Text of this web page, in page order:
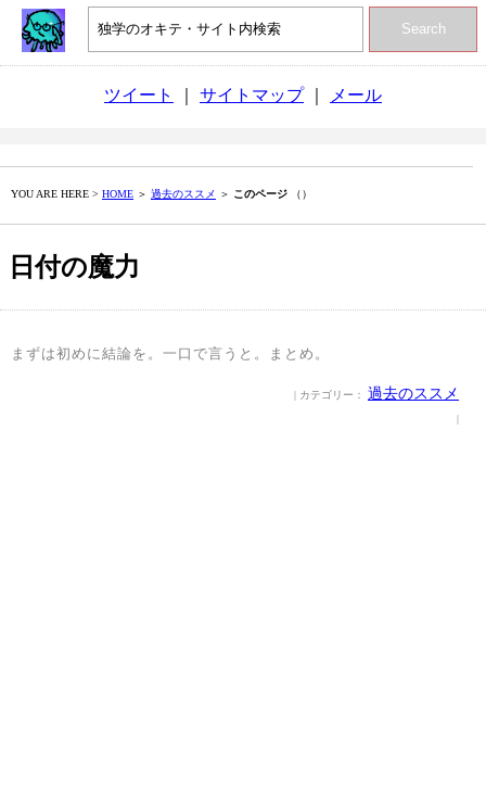
Search
ツイート サイトマップ｜ メール
YOU ARE HERE > HOME ＞ 過去のススメ ＞ このページ （）
日付の魔力
まずは初めに結論を。一口で言うと。まとめ。
| カテゴリー： 過去のススメ
|